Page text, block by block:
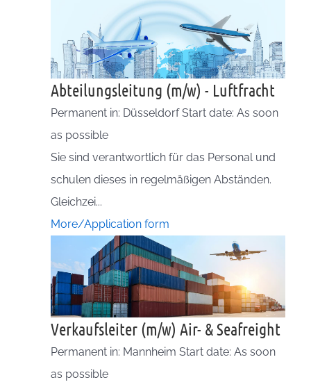
Abteilungsleitung (m/w) - Luftfracht
Permanent in: Düsseldorf Start date: As soon
as possible
Sie sind verantwortlich für das Personal und
schulen dieses in regelmäßigen Abständen.
Gleichzei...
More/Application form
Verkaufsleiter (m/w) Air- & Seafreight
Permanent in: Mannheim Start date: As soon
as possible